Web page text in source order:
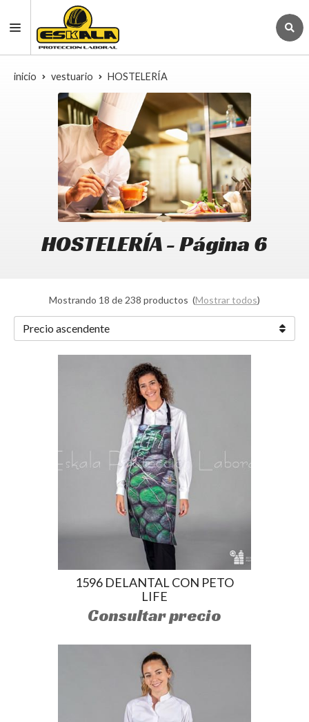
inicio vestuario HOSTELERÍA
HOSTELERÍA - Página 6
Mostrando 18 de 238 productos (Mostrar todos)
1596 DELANTAL CON PETO
LIFE
Consultar precio